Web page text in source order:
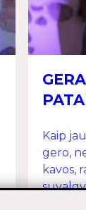
Kaip
gero,
kavos,